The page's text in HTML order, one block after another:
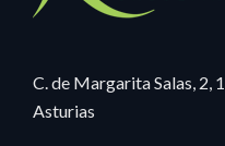
C. de Margarita Salas, 2,
Asturias